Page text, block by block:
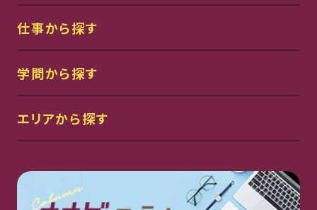
仕事から探す
学問から探す
エリアから探す